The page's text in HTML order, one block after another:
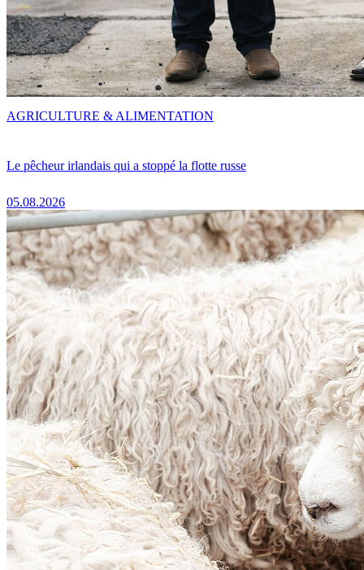
Le pêcheur irlandais qui a stoppé la flotte russe
05.08.2026
AGRICULTURE & ALIMENTATION